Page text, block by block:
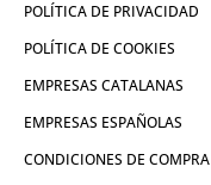
POLÍTICA DE PRIVACIDAD
POLÍTICA DE COOKIES
EMPRESAS CATALANAS
EMPRESAS ESPAÑOLAS
CONDICIONES DE COMPRA